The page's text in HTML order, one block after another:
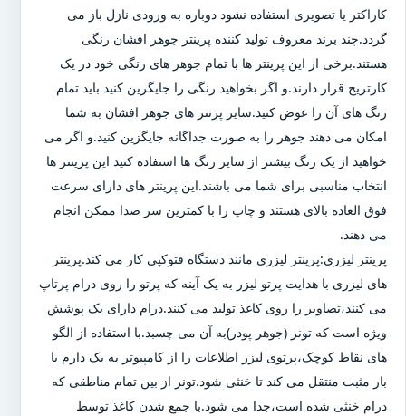
کاراکتر یا تصویری استفاده نشود دوباره به ورودی نازل باز می
گردد.چند برند معروف تولید کننده پرینتر جوهر افشان رنگی
هستند.برخی از این پرینتر ها با تمام جوهر های رنگی خود در یک
کارتریج قرار دارند.و اگر بخواهید رنگی را جایگرین کنید باید تمام
رنگ های آن را عوض کنید.سایر پرنتر های جوهر افشان به شما
امکان می دهند جوهر را به صورت جداگانه جایگزین کنید.و اگر می
خواهید از یک رنگ بیشتر از سایر رنگ ها استفاده کنید این پرینتر ها
انتخاب مناسبی برای شما می باشند.این پرینتر های دارای سرعت
فوق العاده بالای هستند و چاپ را با کمترین سر صدا ممکن انجام
می دهند.
پرینتر لیزری:پرینتر لیزری مانند دستگاه فتوکپی کار می کند.پرینتر
های لیزری با هدایت پرتو لیزر به یک آینه که پرتو را روی درام پرتاپ
می کنند،تصاویر را روی کاغذ تولید می کنند.درام دارای یک پوشش
ویژه است که تونر (جوهر پودر)به آن می چسبد.با استفاده از الگو
های نقاط کوچک،پرتوی لیزر اطلاعات را از کامپیوتر به یک دارم با
بار مثبت منتقل می کند تا خنثی شود.تونر از بین تمام مناطقی که
درام خنثی شده است،جدا می شود.با جمع شدن کاغذ توسط